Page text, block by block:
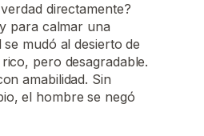
directamente?
para calmar una
mudó al desierto de
pero desagradable.
amabilidad. Sin
el hombre se negó